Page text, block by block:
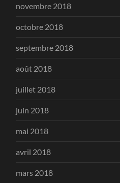
novembre 2018
octobre 2018
septembre 2018
août 2018
juillet 2018
juin 2018
mai 2018
avril 2018
mars 2018